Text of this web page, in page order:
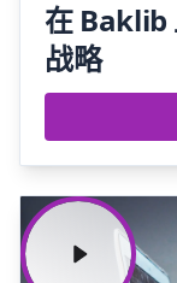
在 Baklib
战略